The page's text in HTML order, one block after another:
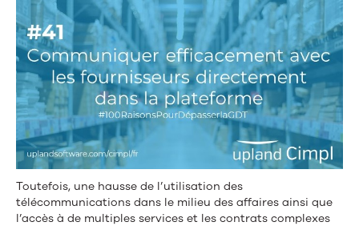
votre
argent
Toutefois, une hausse de l’utilisation des
télécommunications dans le milieu des affaires ainsi que
l’accès à de multiples services et les contrats complexes